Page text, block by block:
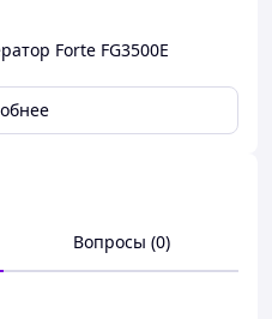
Forte FG3500E
Вопросы (0)